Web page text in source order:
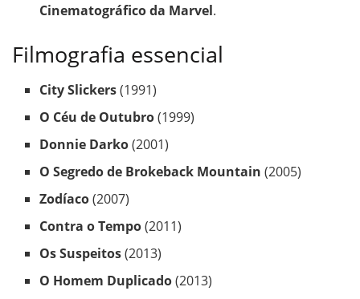
Cinematográfico da Marvel.
Filmografia essencial
City Slickers(1991)
O Céu de Outubro(1999)
Donnie Darko(2001)
O Segredo de Brokeback Mountain (2005)
Zodíaco(2007)
Contra o Tempo(2011)
Os Suspeitos(2013)
O Homem Duplicado(2013)